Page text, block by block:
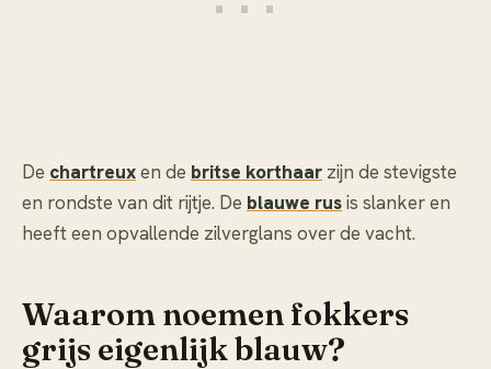
De chartreuxen de britse korthaar zijn de stevigste
en rondste van dit rijtje. De blauwe rusis slanker en
heeft een opvallende zilverglans over de vacht.
Waarom noemen fokkers
grijs eigenlijk blauw?